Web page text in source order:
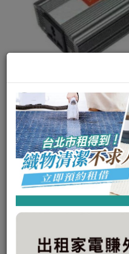
發電機
(350W、輕巧